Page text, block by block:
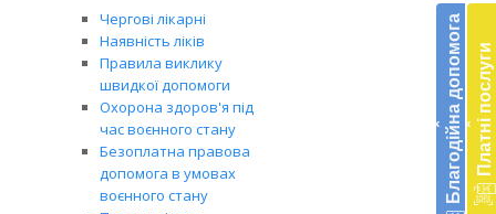
Чергові лікарні
Наявність ліків
Правила виклику
швидкої допомоги
Охорона здоров'я під
час воєнного стану
Безоплатна правова
допомога в умовах
воєнного стану
‹ Благодійна допомога ‹ Платні послуги